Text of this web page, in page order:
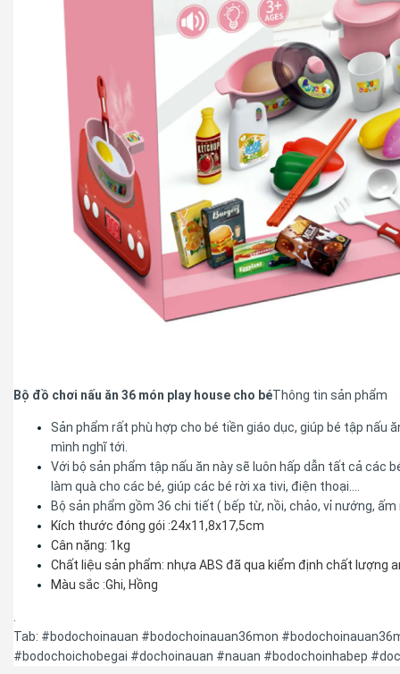
Bộ đồ chơi nấu ăn 36 món play house cho béThông tin sản phẩm
Sản phẩm rất phù hợp cho bé tiền giáo dục, giúp bé tập nấu
mình nghĩ tới.
Với bộ sản phẩm tập nấu ăn này sẽ luôn hấp dẫn tất cả các
làm quà cho các bé, giúp các bé rời xa tivi, điện thoại….
Bộ sản phẩm gồm 36 chi tiết ( bếp từ, nồi, chảo, vỉ nướng,
Kích thước đóng gói :24x11,8x17,5cm
Cân nặng: 1kg
Chất liệu sản phẩm: nhựa ABS đã qua kiểm định chất lượng
Màu sắc :Ghi, Hồng
Tab: #bodochoinauan #bodochoinauan36mon
#bodochoichobegai #dochoinauan #nauan #bodochoinhabep